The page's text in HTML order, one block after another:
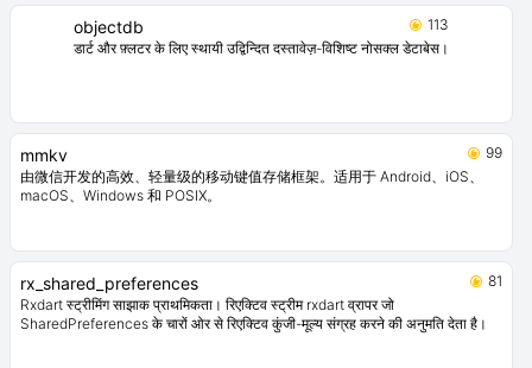
डार्ट और फ़्लटर के लिए स्थायी उद्विन्दित दस्तावेज़-विशिष्ट नोसक्ल डेटाबेस।
由微信开发的高效、轻量级的移动键值存储框架。适用于 Android、iOS、